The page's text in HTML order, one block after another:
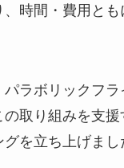
時間・費用とも
パラボリックフ
の取り組みを支
を立ち上げまし